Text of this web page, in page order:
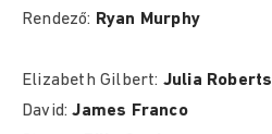
Rendező: Ryan Murphy
Elizabeth Gilbert: Julia Roberts
David:James Franco